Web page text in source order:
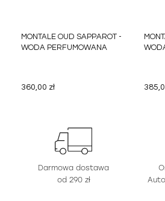
MONTALE OUD SAPPAROT -
WODA PERFUMOWANA
360,00 zł
Darmowa dostawa
od 290 zł